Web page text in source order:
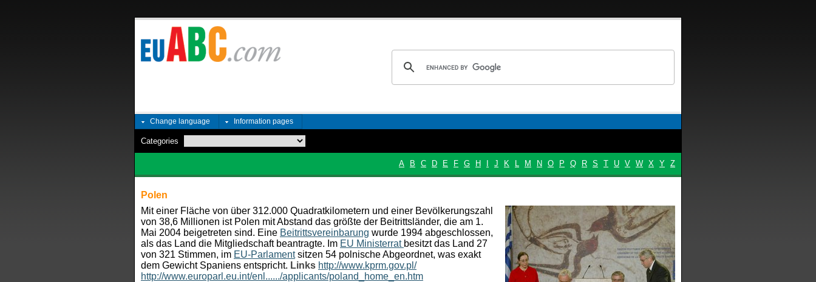
Change language Information pages
Categories
A B C D E F G H J K L M N O P Q R S T U V W X Y Z
Polen
Mit einer Fläche von über 312.000 Quadratkilometern und einer Bevölkerungszahl
von 38,6 Millionen ist Polen mit Abstand das größte der Beitrittsländer, die am 1.
Mai 2004 beigetreten sind. Eine Beitrittsvereinbarung wurde 1994 abgeschlossen,
als das Land die Mitgliedschaft beantragte. Im EU Ministerrat besitzt das Land 27
von 321 Stimmen, im EU-Parlamentsitzen 54 polnische Abgeordnet, was exakt
dem Gewicht Spaniens entspricht. Links http://www.kprm.gov.pl/
http://www.europarl.eu.int/enl....../applicants/poland_home_en.htm